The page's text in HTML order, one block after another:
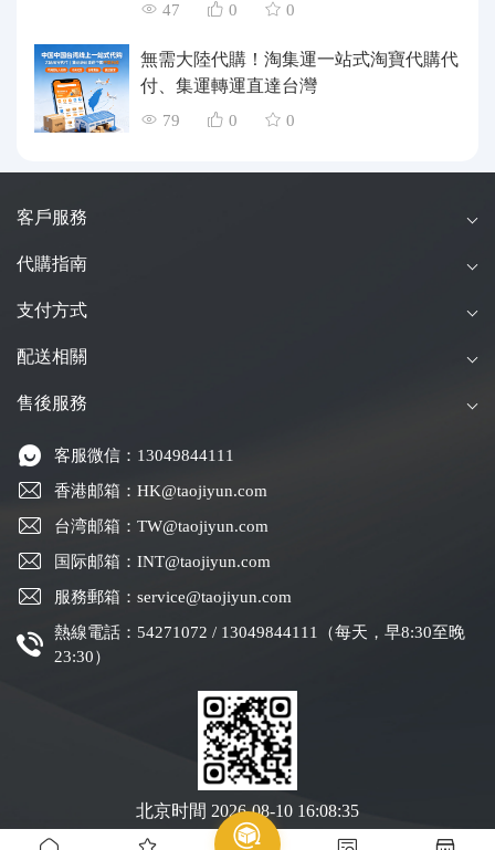
47 0 0
無需大陸代購！淘集運一站式淘寶代購代
付、集運轉運直達台灣
79 0 0
客戶服務
代購指南
支付方式
配送相關
售後服務
客服微信：13049844111
香港邮箱：HK@taojiyun.com
台湾邮箱：TW@taojiyun.com
国际邮箱：INT@taojiyun.com
服務郵箱：service@taojiyun.com
熱線電話：54271072 / 13049844111（每天，早8:30至晚
23:30）
北京时間 2026-08-10 16:08:36